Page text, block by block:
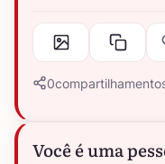
0
Você é uma